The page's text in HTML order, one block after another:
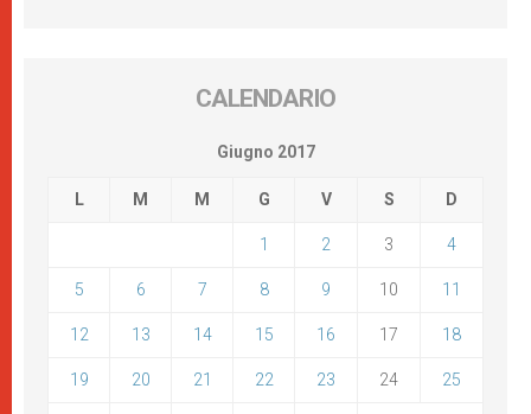
CALENDARIO
Giugno 2017
L M M G V S D
1 2 3 4
5 6 7 8 9 10 11
12 13 14 15 16 17 18
19 20 21 22 23 24 25